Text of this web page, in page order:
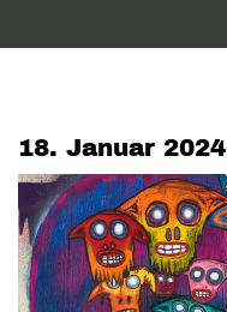
18. Januar 2024